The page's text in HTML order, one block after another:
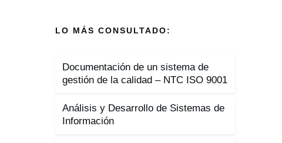
LO MÁS CONSULTADO:
Documentación de un sistema de
gestión de la calidad – NTC ISO 9001
Análisis y Desarrollo de Sistemas de
Información